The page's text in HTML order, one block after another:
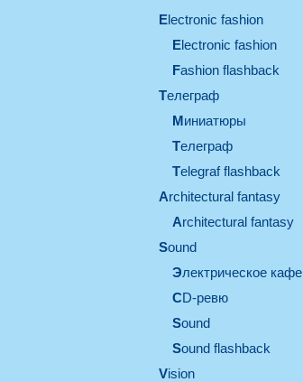
electronic fashion
electronic fashion
Fashion flashback
телеграф
миниатюры
телеграф
Telegraf flashback
architectural fantasy
architectural fantasy
sound
электрическое кафе
CD-ревю
sound
Sound flashback
vision